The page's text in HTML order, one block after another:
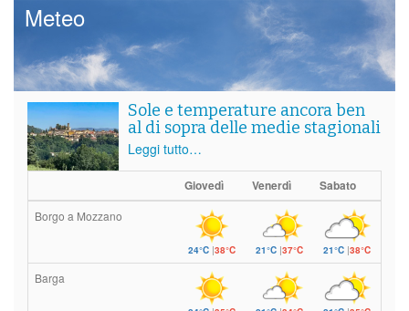
Meteo
Sole e temperature ancora ben
al di sopra delle medie stagionali
Leggi tutto…
Giovedì Venerdì Sabato
Borgo a Mozzano
24°C |38°C 21°C |37°C 21°C |38°C
Barga